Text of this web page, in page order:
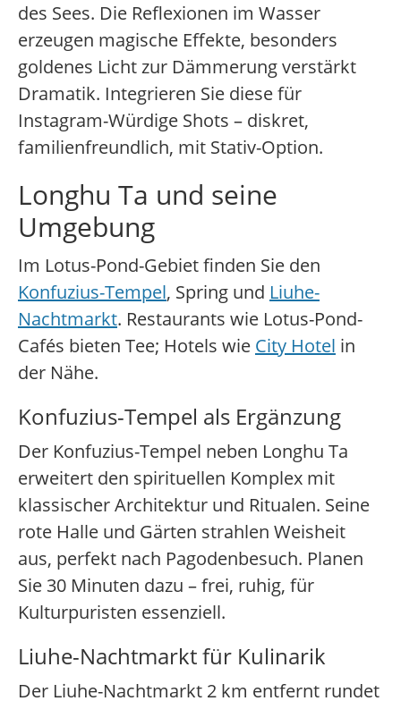
des Sees. Die Reflexionen im Wasser
erzeugen magische Effekte, besonders
goldenes Licht zur Dämmerung verstärkt
Dramatik. Integrieren Sie diese für
Instagram-Würdige Shots – diskret,
familienfreundlich, mit Stativ-Option.
Longhu Ta und seine
Umgebung
Im Lotus-Pond-Gebiet finden Sie den
Konfuzius-Tempel, Spring und Liuhe-
Nachtmarkt. Restaurants wie Lotus-Pond-
Cafés bieten Tee; Hotels wie City Hotel in
der Nähe.
Konfuzius-Tempel als Ergänzung
Der Konfuzius-Tempel neben Longhu Ta
erweitert den spirituellen Komplex mit
klassischer Architektur und Ritualen. Seine
rote Halle und Gärten strahlen Weisheit
aus, perfekt nach Pagodenbesuch. Planen
Sie 30 Minuten dazu – frei, ruhig, für
Kulturpuristen essenziell.
Liuhe-Nachtmarkt für Kulinarik
Der Liuhe-Nachtmarkt 2 km entfernt rundet